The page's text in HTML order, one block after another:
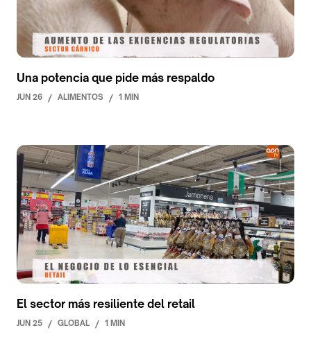
Una potencia que pide más respaldo
JUN 26 / ALIMENTOS / 1 MIN
El sector más resiliente del retail
JUN 25 / GLOBAL / 1 MIN